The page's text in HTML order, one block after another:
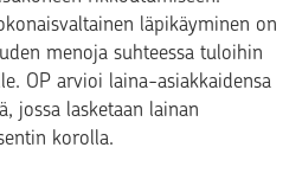
läpikäyminen on
menoja suhteessa tuloihin
OP arvioi laina-asiakkaidensa
jossa lasketaan lainan
korolla.